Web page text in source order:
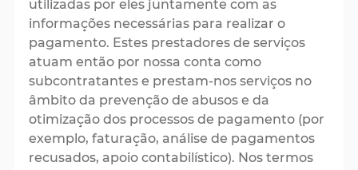
utilizadas por eles juntamente com as
informações necessárias para realizar o
pagamento. Estes prestadores de serviços
atuam então por nossa conta como
subcontratantes e prestam-nos serviços no
âmbito da prevenção de abusos e da
otimização dos processos de pagamento (por
exemplo, faturação, análise de pagamentos
recusados, apoio contabilístico). Nos termos